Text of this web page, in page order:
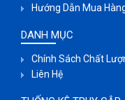
Hướng Dẫn Mua
DANH MỤC
Chính Sách Chất
Liên Hệ